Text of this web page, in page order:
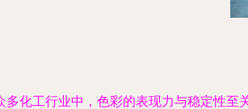
多化工行业中，色彩的表现力与稳定性